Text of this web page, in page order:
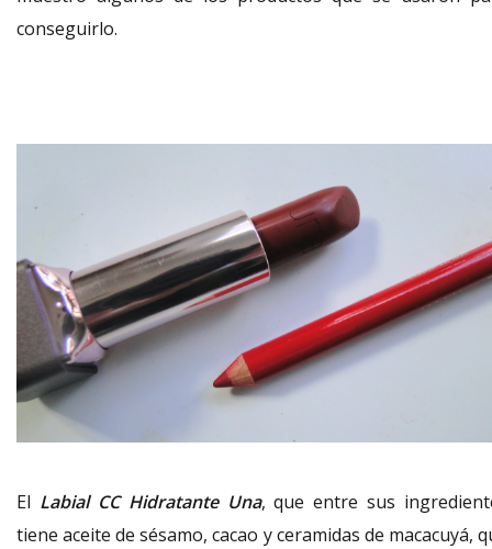
conseguirlo.
El Labial CC Hidratante Una, que entre sus
tiene aceite de sésamo, cacao y ceramidas de macacuyá,